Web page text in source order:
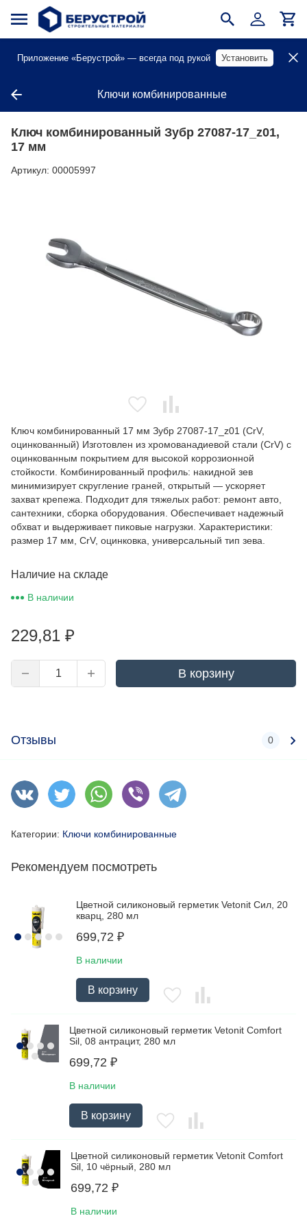
Приложение «Берустрой» — всегда под рукой Установить
Ключи комбинированные
Ключ комбинированный Зубр 27087-17_z01,
17 мм
Артикул: 00005997
Ключ комбинированный 17 мм Зубр 27087-17_z01 (CrV,
оцинкованный) Изготовлен из хромованадиевой стали (CrV) с
оцинкованным покрытием для высокой коррозионной
стойкости. Комбинированный профиль: накидной зев
минимизирует скругление граней, открытый — ускоряет
захват крепежа. Подходит для тяжелых работ: ремонт авто,
сантехники, сборка оборудования. Обеспечивает надежный
обхват и выдерживает пиковые нагрузки. Характеристики:
размер 17 мм, CrV, оцинковка, универсальный тип зева.
Наличие на складе
В наличии
229,81 ₽
В корзину
Отзывы 0
Категории: Ключи комбинированные
Рекомендуем посмотреть
Цветной силиконовый герметик Vetonit Сил, 20
кварц, 280 мл
699,72 ₽
В наличии
В корзину
Цветной силиконовый герметик Vetonit Comfort
Sil, 08 антрацит, 280 мл
699,72 ₽
В наличии
В корзину
Цветной силиконовый герметик Vetonit Comfort
Sil, 10 чёрный, 280 мл
699,72 ₽
В наличии